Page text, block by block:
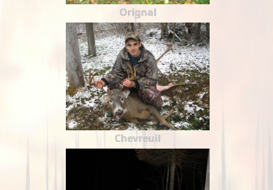
Orignal
Chevreuil